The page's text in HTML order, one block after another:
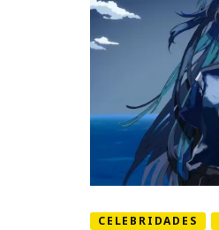
CELEBRIDADES